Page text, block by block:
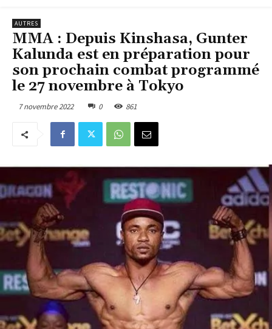
AUTRES
MMA : Depuis Kinshasa, Gunter
Kalunda est en préparation pour
son prochain combat programmé
le 27 novembre à Tokyo
7 novembre 2022 0 861